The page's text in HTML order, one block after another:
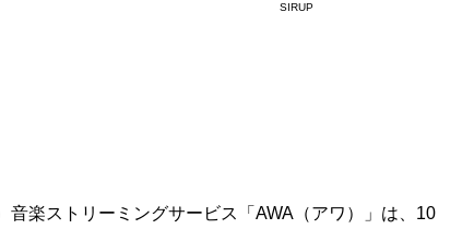
SIRUP
音楽ストリーミングサービス「AWA（アワ）」は、10